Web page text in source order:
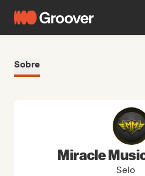
Sobre
Miracle
Selo